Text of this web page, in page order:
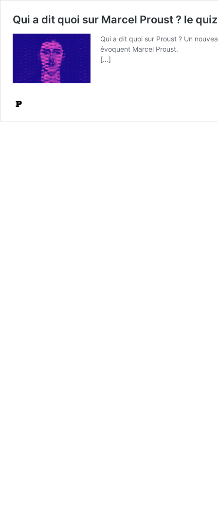
Qui a dit quoi sur Marcel Proust ? le
Qui a dit quoi sur Proust ? Un
évoquent Marcel Proust.
[…]